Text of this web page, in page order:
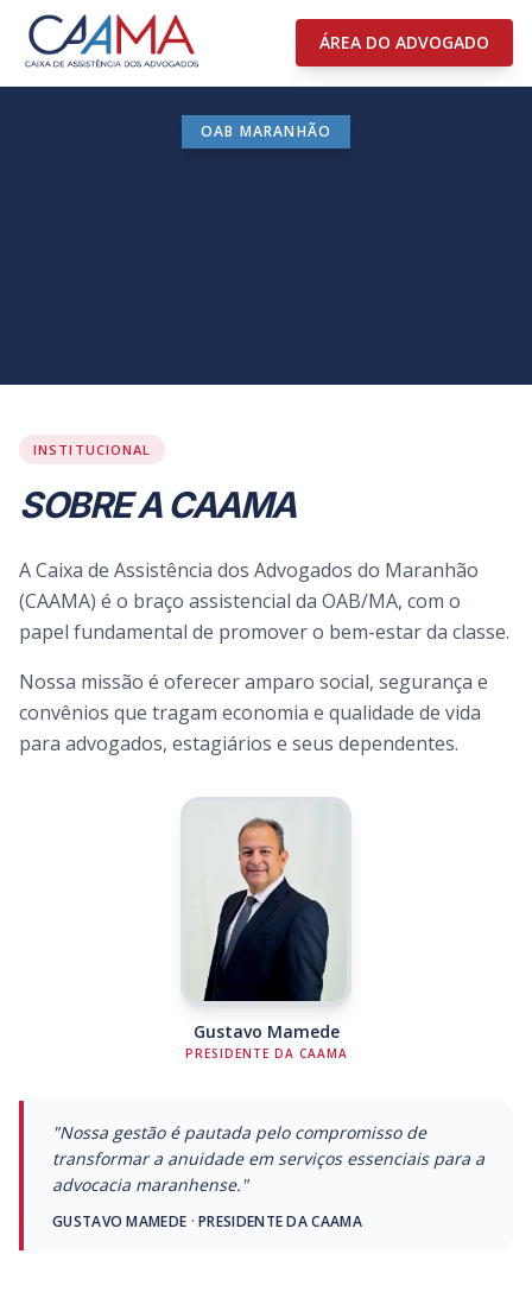
ÁREA DO ADVOGADO
OAB MARANHÃO
INSTITUCIONAL
SOBRE A CAAMA
A Caixa de Assistência dos Advogados do Maranhão
(CAAMA) é o braço assistencial da OAB/MA, com o
papel fundamental de promover o bem-estar da classe.
Nossa missão é oferecer amparo social, segurança e
convênios que tragam economia e qualidade de vida
para advogados, estagiários e seus dependentes.
Gustavo Mamede
PRESIDENTE DA CAAMA
"Nossa gestão é pautada pelo compromisso de
transformar a anuidade em serviços essenciais para a
advocacia maranhense."
GUSTAVO MAMEDE · PRESIDENTE DA CAAMA